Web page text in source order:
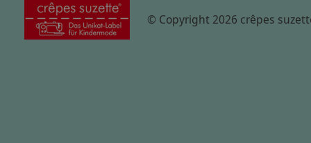
© Copyright 2026 crêpes